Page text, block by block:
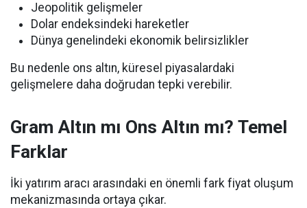
Jeopolitik gelişmeler
Dolar endeksindeki hareketler
Dünya genelindeki ekonomik belirsizlikler
Bu nedenle ons altın, küresel piyasalardaki
gelişmelere daha doğrudan tepki verebilir.
Gram Altın mı Ons Altın mı? Temel
Farklar
İki yatırım aracı arasındaki en önemli fark fiyat oluşum
mekanizmasında ortaya çıkar.